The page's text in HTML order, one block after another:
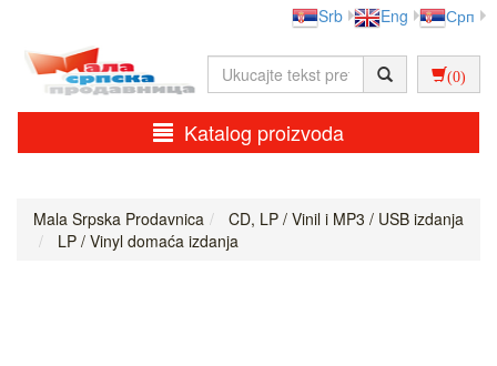
Srb Eng Срп
(0)
Katalog proizvoda
Mala Srpska Prodavnica
CD, LP / Vinil i MP3 / USB izdanja
LP / Vinyl domaća izdanja